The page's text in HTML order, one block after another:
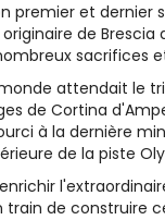
premier et dernier
de
sacrifices
attendait le
de Cortina
à la dernière
de la piste
train de construire